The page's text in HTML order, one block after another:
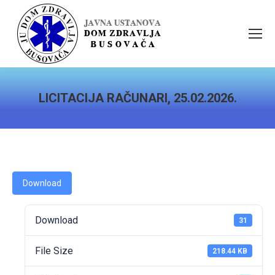
LICITACIJA RAČUNARI, 25.02.2026.
Download
Download 31
File Size 218.44 KB